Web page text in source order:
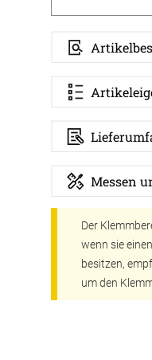
Messen
Der
wenn sie
besitzen,
um den